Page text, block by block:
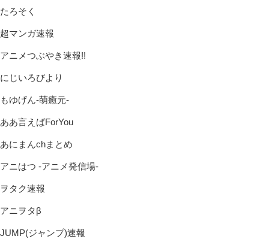
たろそく
超マンガ速報
アニメつぶやき速報!!
にじいろびより
もゆげん-萌癒元-
ああ言えばForYou
あにまんchまとめ
アニはつ -アニメ発信場-
ヲタク速報
アニヲタβ
JUMP(ジャンプ)速報